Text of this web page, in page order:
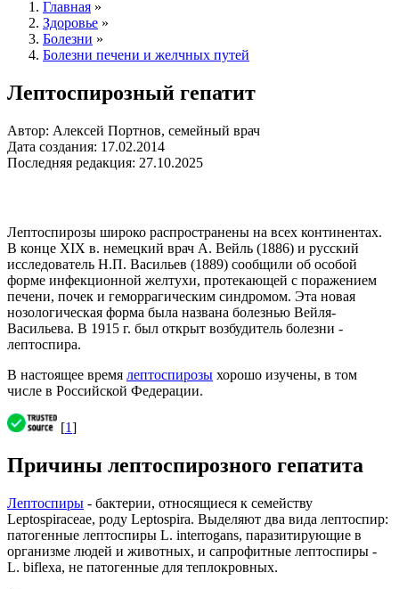
Главная »
Здоровье »
Болезни »
Болезни печени и желчных путей
Лептоспирозный гепатит
Автор: Алексей Портнов, семейный врач
Дата создания: 17.02.2014
Последняя редакция: 27.10.2025
Лептоспирозы широко распространены на всех континентах.
В конце XIX в. немецкий врач А. Вейль (1886) и русский
исследователь Н.П. Васильев (1889) сообщили об особой
форме инфекционной желтухи, протекающей с поражением
печени, почек и геморрагическим синдромом. Эта новая
нозологическая форма была названа болезнью Вейля-
Васильева. В 1915 г. был открыт возбудитель болезни -
лептоспира.
В настоящее время лептоспирозы хорошо изучены, в том
числе в Российской Федерации.
[1]
Причины лептоспирозного гепатита
Лептоспиры - бактерии, относящиеся к семейству
Leptospiraceae, роду Leptospira. Выделяют два вида лептоспир:
патогенные лептоспиры L. interrogans, паразитирующие в
организме людей и животных, и сапрофитные лептоспиры -
L. biflexa, не патогенные для теплокровных.